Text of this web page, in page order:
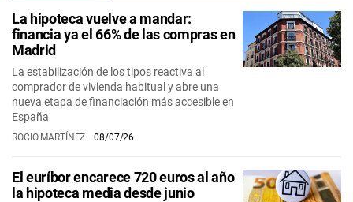
La hipoteca vuelve a mandar:
financia ya el 66% de las compras en
Madrid
La estabilización de los tipos reactiva al
comprador de vivienda habitual y abre una
nueva etapa de financiación más accesible en
España
ROCIO MARTÍNEZ 08/07/26
El euríbor encarece 720 euros al año
la hipoteca media desde junio